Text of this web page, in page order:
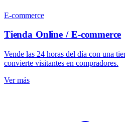
E-commerce
Tienda Online / E-commerce
Vende las 24 horas del día con una
convierte visitantes en compradores.
Ver más